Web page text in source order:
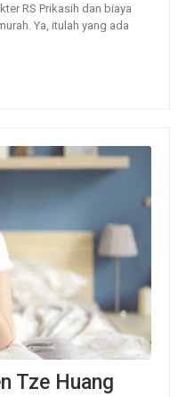
RS Prikasih dan biaya
Ya, itulah yang ada
Tze Huang